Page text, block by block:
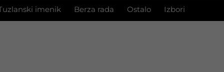
imenik Berza rada Ostalo Izbori